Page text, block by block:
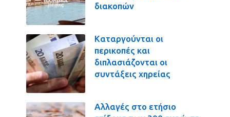
διακοπών
Καταργούνται οι
περικοπές και
διπλασιάζονται οι
συντάξεις χηρείας
Αλλαγές στο ετήσιο